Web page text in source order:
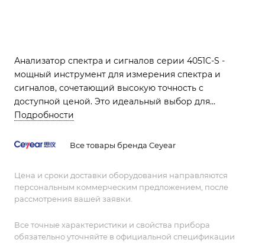
Анализатор спектра и сигналов серии 4051C-S -
мощный инструмент для измерения спектра и
сигналов, сочетающий высокую точность с
доступной ценой. Это идеальный выбор для
радиоинженеров и исследователей, которым
характеристик сигналов.
Подробности
Все товары бренда Ceyear
Цена и сроки доставки оборудования направляются
персональным коммерческим предложением, после
рассмотрения вашей заявки.
Все точные характеристики и свойства прибора
обязательно уточняйте в официальной спецификации